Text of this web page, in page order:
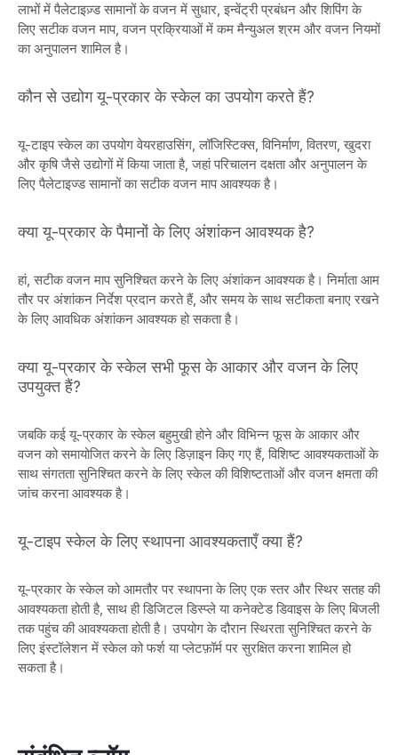
लाभों में पैलेटाइज़्ड सामानों के वजन में सुधार, इन्वेंट्री प्रबंधन और शिपिंग के
लिए सटीक वजन माप, वजन प्रक्रियाओं में कम मैन्युअल श्रम और वजन नियमों
का अनुपालन शामिल है।
कौन से उद्योग यू-प्रकार के स्केल का उपयोग करते हैं?
यू-टाइप स्केल का उपयोग वेयरहाउसिंग, लॉजिस्टिक्स, विनिर्माण, वितरण, खुदरा
और कृषि जैसे उद्योगों में किया जाता है, जहां परिचालन दक्षता और अनुपालन के
लिए पैलेटाइज्ड सामानों का सटीक वजन माप आवश्यक है।
क्या यू-प्रकार के पैमानों के लिए अंशांकन आवश्यक है?
हां, सटीक वजन माप सुनिश्चित करने के लिए अंशांकन आवश्यक है। निर्माता आम
तौर पर अंशांकन निर्देश प्रदान करते हैं, और समय के साथ सटीकता बनाए रखने
के लिए आवधिक अंशांकन आवश्यक हो सकता है।
क्या यू-प्रकार के स्केल सभी फूस के आकार और वजन के लिए
उपयुक्त हैं?
जबकि कई यू-प्रकार के स्केल बहुमुखी होने और विभिन्न फूस के आकार और
वजन को समायोजित करने के लिए डिज़ाइन किए गए हैं, विशिष्ट आवश्यकताओं के
साथ संगतता सुनिश्चित करने के लिए स्केल की विशिष्टताओं और वजन क्षमता की
जांच करना आवश्यक है।
यू-टाइप स्केल के लिए स्थापना आवश्यकताएँ क्या हैं?
यू-प्रकार के स्केल को आमतौर पर स्थापना के लिए एक स्तर और स्थिर सतह की
आवश्यकता होती है, साथ ही डिजिटल डिस्प्ले या कनेक्टेड डिवाइस के लिए बिजली
तक पहुंच की आवश्यकता होती है। उपयोग के दौरान स्थिरता सुनिश्चित करने के
लिए इंस्टॉलेशन में स्केल को फर्श या प्लेटफ़ॉर्म पर सुरक्षित करना शामिल हो
सकता है।